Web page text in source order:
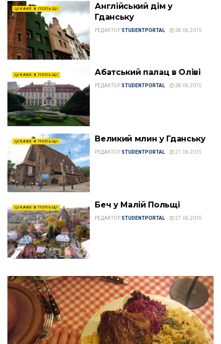
ЦІКАВЕ В ПОЛЬЩІ
Англійський дім у
Гданську
РЕДАКТОР STUDENTPORTAL 28.06.2015
ЦІКАВЕ В ПОЛЬЩІ Абатський палац в Оліві
РЕДАКТОР STUDENTPORTAL 28.06.2015
ЦІКАВЕ В ПОЛЬЩІ Великий млин у Гданську
РЕДАКТОР STUDENTPORTAL 27.06.2015
ЦІКАВЕ В ПОЛЬЩІ Беч у Малій Польщі
РЕДАКТОР STUDENTPORTAL 27.06.2015